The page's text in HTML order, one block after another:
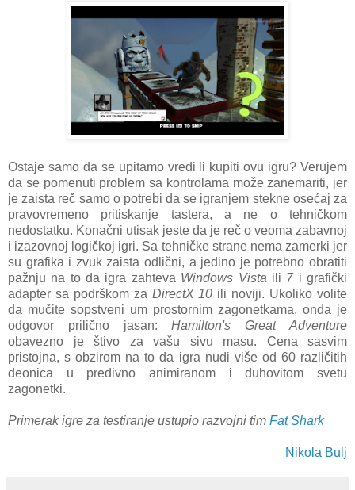
Ostaje samo da se upitamo vredi li kupiti ovu igru? Verujem
da se pomenuti problem sa kontrolama može zanemariti, jer
je zaista reč samo o potrebi da se igranjem stekne osećaj za
pravovremeno pritiskanje tastera, a ne o tehničkom
nedostatku. Konačni utisak jeste da je reč o veoma zabavnoj
i izazovnoj logičkoj igri. Sa tehničke strane nema zamerki jer
su grafika i zvuk zaista odlični, a jedino je potrebno obratiti
pažnju na to da igra zahteva Windows Vista ili 7i grafički
adapter sa podrškom za DirectX 10 ili noviji. Ukoliko volite
da mučite sopstveni um prostornim zagonetkama, onda je
odgovor prilično jasan:Hamilton's Great Adventure
obavezno je štivo za vašu sivu masu. Cena sasvim
pristojna, s obzirom na to da igra nudi više od 60 različitih
deonica u predivno animiranom i duhovitom svetu
zagonetki.
Primerak igre za testiranje ustupio razvojni tim Fat Shark
Nikola Bulj